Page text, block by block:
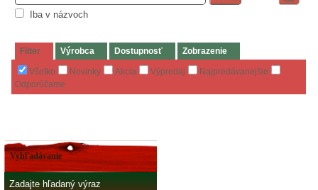
Iba v názvoch
Filter Výrobca Dostupnosť Zobrazenie
Všetko Novinky Akcia Výpredaj
Najpredávanejšie
Odporúčame
Vyhľadávanie
Zadajte hľadaný výraz